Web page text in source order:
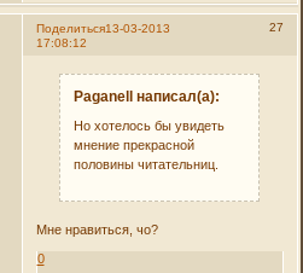
Поделиться 27
13-03-2013
17:08:12
Paganell написал(а):
Но хотелось бы увидеть
мнение прекрасной
половины читательниц.
Мне нравиться, чо?
0